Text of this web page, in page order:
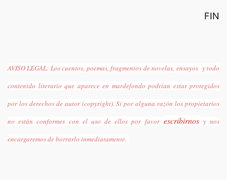
FIN
AVISO LEGAL: Los cuentos, poemas, fragmentos de novelas, ensayos y todo
contenido literario que aparece en mardefondo podrían estar protegidos
por los derechos de autor (copyright). Si por alguna razón los propietarios
no están conformes con el uso de ellos por favor escribirnosy nos
encargaremos de borrarlo inmediatamente.